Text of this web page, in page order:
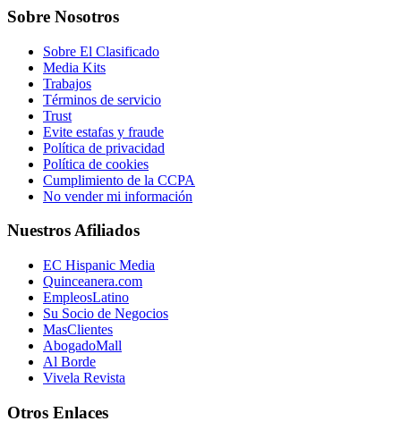
Sobre Nosotros
Sobre El Clasificado
Media Kits
Trabajos
Términos de servicio
Trust
Evite estafas y fraude
Política de privacidad
Política de cookies
Cumplimiento de la CCPA
No vender mi información
Nuestros Afiliados
EC Hispanic Media
Quinceanera.com
EmpleosLatino
Su Socio de Negocios
MasClientes
AbogadoMall
Al Borde
Vivela Revista
Otros Enlaces